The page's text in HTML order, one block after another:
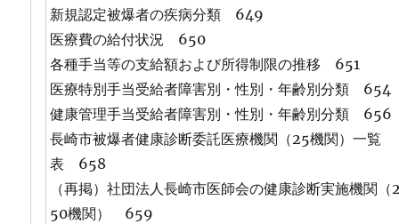
新規認定被爆者の疾病分類 649
医療費の給付状況 650
各種手当等の支給額および所得制限の推移 651
医療特別手当受給者障害別・性別・年齢別分類 654
健康管理手当受給者障害別・性別・年齢別分類 656
長崎市被爆者健康診断委託医療機関（25機関）一覧
表 658
（再掲）社団法人長崎市医師会の健康診断実施機関（
50機関） 659